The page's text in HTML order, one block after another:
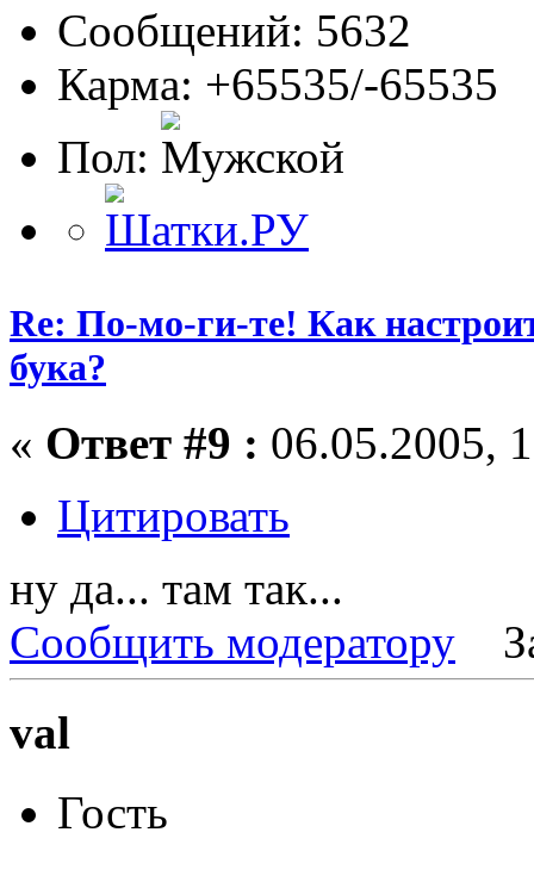
Сообщений: 5632
Карма: +65535/-65535
Пол:
Re: По-мо-ги-те! Как
бука?
« Ответ #9 : 06.05.2005,
Цитировать
ну да... там так...
Сообщить модератору
val
Гость